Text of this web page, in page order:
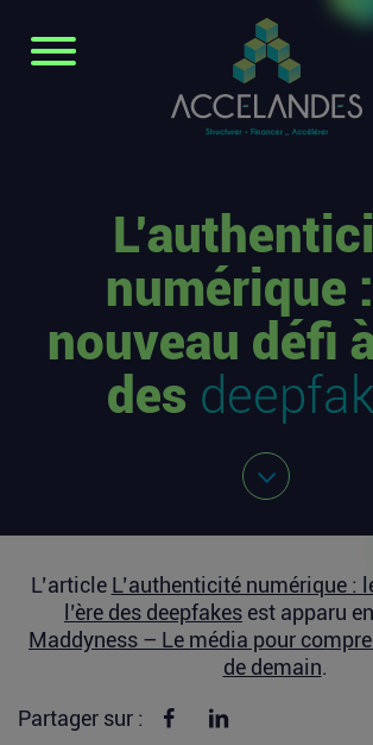
numérique
nouveau défi
des
L’article L’authenticité numérique :
l’ère des deepfakes est apparu
Maddyness – Le média pour
de demain.
Partager sur : Partager sur Facebook